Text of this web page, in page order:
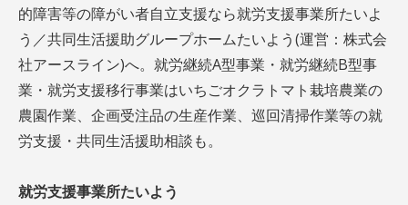
的障害等の障がい者自立支援なら就労支援事業所たいよ
う／共同生活援助グループホームたいよう(運営：株式会
社アースライン)へ。就労継続A型事業・就労継続B型事
業・就労支援移行事業はいちごオクラトマト栽培農業の
農園作業、企画受注品の生産作業、巡回清掃作業等の就
労支援・共同生活援助相談も。
就労支援事業所たいよう